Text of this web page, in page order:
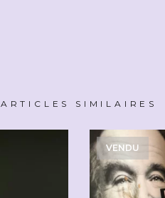
ARTICLES SIMILAIRES
VENDU